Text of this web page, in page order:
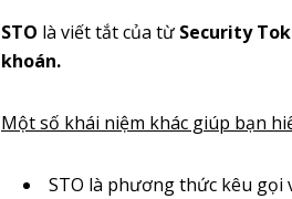
STO là viết tắt của từ Security
khoán.
Một số khái niệm khác giúp bạn
STO là phương thức kêu gọi